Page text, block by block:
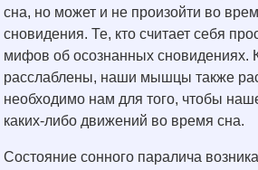
сна, но может и не произойти во
сновидения. Те, кто считает себя
мифов об осознанных сновидениях.
расслаблены, наши мышцы также
необходимо нам для того, чтобы
каких-либо движений во время сна.
Состояние сонного паралича